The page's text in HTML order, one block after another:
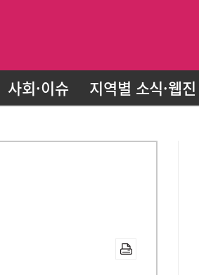
사회·이슈 지역별 소식·웹진